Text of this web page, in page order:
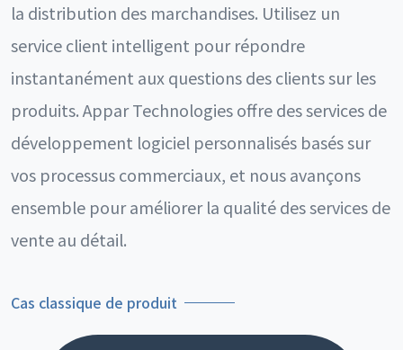
la distribution des marchandises. Utilisez un
service client intelligent pour répondre
instantanément aux questions des clients sur les
produits. Appar Technologies offre des services de
développement logiciel personnalisés basés sur
vos processus commerciaux, et nous avançons
ensemble pour améliorer la qualité des services de
vente au détail.
Cas classique de produit